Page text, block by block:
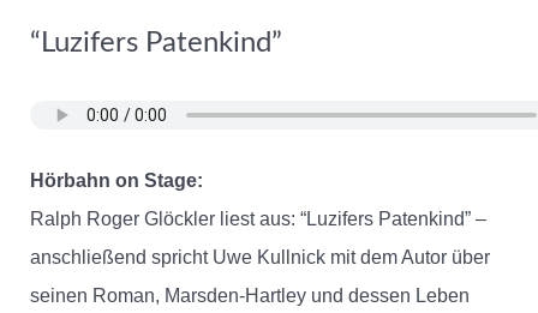
“Luzifers Patenkind”
Hörbahn on Stage:
Ralph Roger Glöckler liest aus: “Luzifers Patenkind” –
anschließend spricht Uwe Kullnick mit dem Autor über
seinen Roman, Marsden-Hartley und dessen Leben